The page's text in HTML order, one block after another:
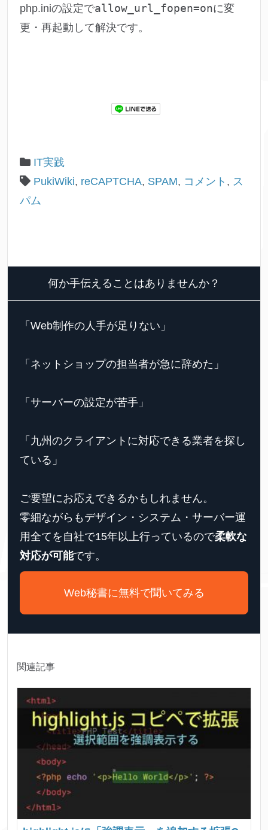
php.iniの設定でallow_url_fopen=onに変
更・再起動して解決です。
IT実践
PukiWiki, reCAPTCHA, SPAM, コメント , ス
パム
何か手伝えることはありませんか？
「Web制作の人手が足りない」
「ネットショップの担当者が急に辞めた」
「サーバーの設定が苦手」
「九州のクライアントに対応できる業者を探し
ている」
ご要望にお応えできるかもしれません。
零細ながらもデザイン・システム・サーバー運
用全てを自社で15年以上行っているので柔軟な
対応が可能です。
Web秘書に無料で聞いてみる
関連記事